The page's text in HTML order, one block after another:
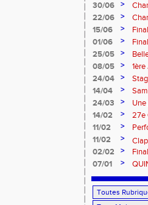
30/06
>
22/06 >
juin
15/06 >
01/06
>
25/05 >
08/05
>
24/04
>
14/04
>
24/03 >
14/02
>
27e
11/02
>
11/02
>
02/02
>
07/01
>